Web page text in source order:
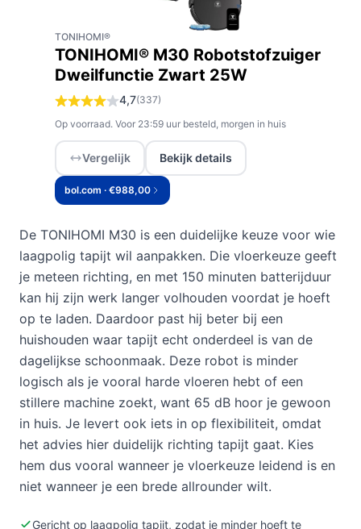
TONIHOMI®
TONIHOMI® M30 Robotstofzuiger
Dweilfunctie Zwart 25W
4,7(337)
Op voorraad. Voor 23:59 uur besteld, morgen in huis
Vergelijk Bekijk details
bol.com · €988,00
De TONIHOMI M30 is een duidelijke keuze voor wie
laagpolig tapijt wil aanpakken. Die vloerkeuze geeft
je meteen richting, en met 150 minuten batterijduur
kan hij zijn werk langer volhouden voordat je hoeft
op te laden. Daardoor past hij beter bij een
huishouden waar tapijt echt onderdeel is van de
dagelijkse schoonmaak. Deze robot is minder
logisch als je vooral harde vloeren hebt of een
stillere machine zoekt, want 65 dB hoor je gewoon
in huis. Je levert ook iets in op flexibiliteit, omdat
het advies hier duidelijk richting tapijt gaat. Kies
hem dus vooral wanneer je vloerkeuze leidend is en
niet wanneer je een brede allrounder wilt.
Gericht op laagpolig tapijt, zodat je minder hoeft te